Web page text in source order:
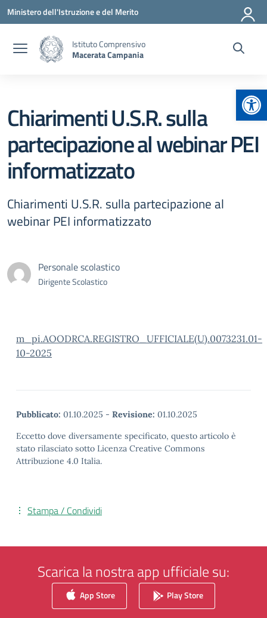
Vai ai contenuti
Vai al menu di navigazione
Vai al footer
Ministero dell'Istruzione e del Merito
Istituto Comprensivo
Macerata Campania
Chiarimenti U.S.R. sulla
partecipazione al webinar PEI
informatizzato
Chiarimenti U.S.R. sulla partecipazione al
webinar PEI informatizzato
Personale scolastico
Dirigente Scolastico
m_pi.AOODRCA.REGISTRO_UFFICIALE(U).0073231.01-
10-2025
Pubblicato: 01.10.2025 - Revisione: 01.10.2025
Eccetto dove diversamente specificato, questo articolo è
stato rilasciato sotto Licenza Creative Commons
Attribuzione 4.0 Italia.
Stampa / Condividi
Scarica la nostra app ufficiale su:
App Store Play Store